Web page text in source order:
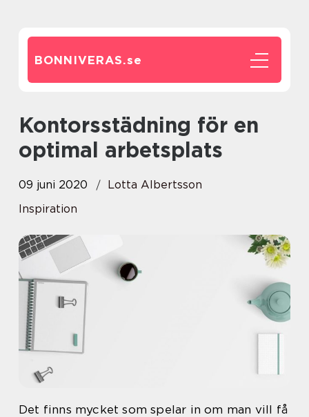
BONNIVERAS.se
Kontorsstädning för en
optimal arbetsplats
09 juni 2020
Lotta Albertsson
Inspiration
Det finns mycket som spelar in om man vill få